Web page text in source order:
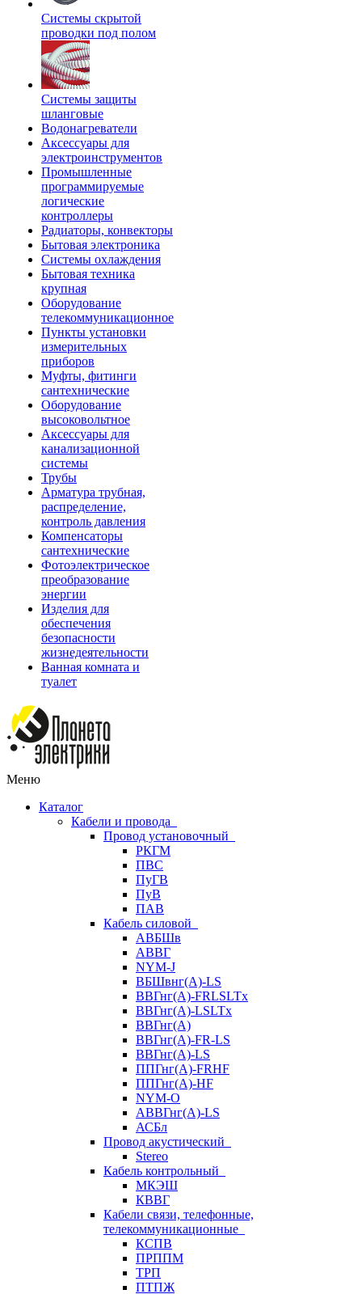
Системы скрытой
проводки под полом
Системы защиты
шланговые
Водонагреватели
Аксессуары для
электроинструментов
Промышленные
программируемые
логические
контроллеры
Радиаторы, конвекторы
Бытовая электроника
Системы охлаждения
Бытовая техника
крупная
Оборудование
телекоммуникационное
Пункты установки
измерительных
приборов
Муфты, фитинги
сантехнические
Оборудование
высоковольтное
Аксессуары для
канализационной
системы
Трубы
Арматура трубная,
распределение,
контроль давления
Компенсаторы
сантехнические
Фотоэлектрическое
преобразование
энергии
Изделия для
обеспечения
безопасности
жизнедеятельности
Ванная комната и
туалет
Меню
Каталог
Кабели и провода
Провод установочный
РКГМ
ПВС
ПуГВ
ПуВ
ПАВ
Кабель силовой
АВБШв
АВВГ
NYM-J
ВБШвнг(А)-LS
ВВГнг(A)-FRLSLTx
ВВГнг(A)-LSLTx
ВВГнг(А)
ВВГнг(А)-FR-LS
ВВГнг(А)-LS
ППГнг(А)-FRHF
ППГнг(А)-HF
NYM-O
АВВГнг(А)-LS
АСБл
Провод акустический
Stereo
Кабель контрольный
МКЭШ
КВВГ
Кабели связи, телефонные,
телекоммуникационные
КСПВ
ПРППМ
ТРП
ПТПЖ